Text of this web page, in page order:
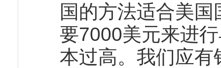
国的方法适合美
要7000美元来进
本过高。我们应